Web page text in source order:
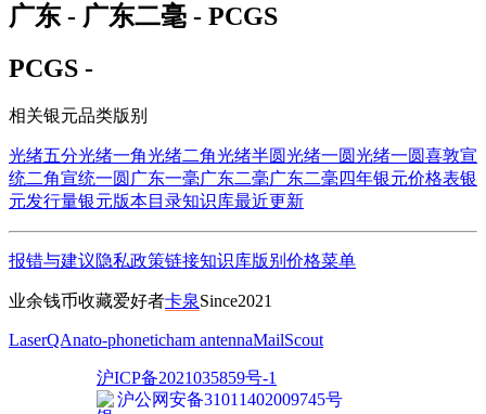
广东 - 广东二毫 - PCGS
PCGS -
相关银元品类版别
光绪五分光绪一角光绪二角光绪半圆光绪一圆光绪一圆喜敦宣
统二角宣统一圆 广东一毫广东二毫广东二毫四年银元价格表银
元发行量银元版本目录知识库最近更新
报错与建议隐私政策链接知识库版别 价格菜单
业余钱币收藏爱好者卡泉Since2021
LaserQAnato-phoneticham antennaMailScout
沪ICP备2021035859号-1
沪公网安备31011402009745号